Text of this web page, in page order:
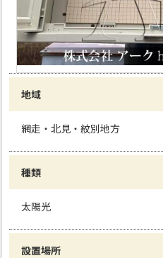
地域
網走・北見・紋別地方
種類
太陽光
設置場所